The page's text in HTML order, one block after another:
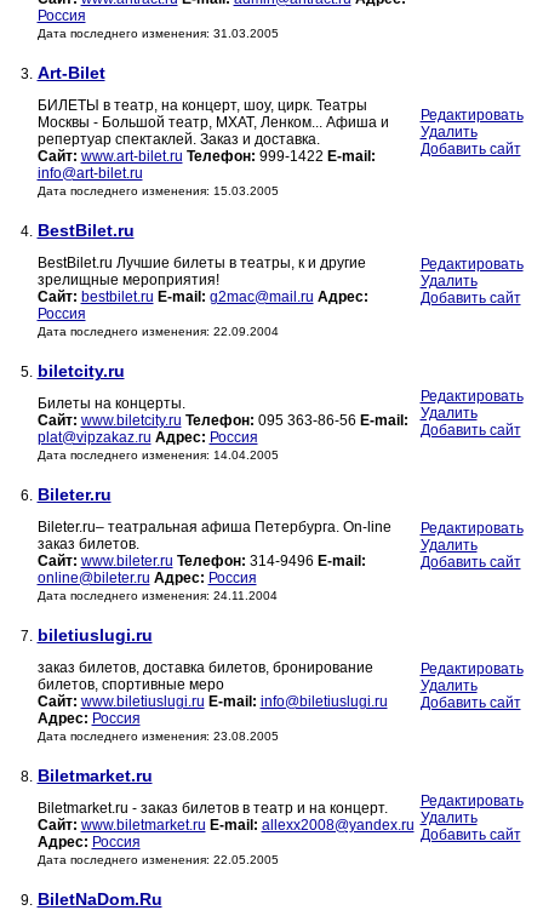
Россия
Дата последнего изменения: 31.03.2005
3. Art-Bilet
БИЛЕТЫ в театр, на концерт, шоу, цирк. Театры
Москвы - Большой театр, МХАТ, Ленком... Афиша и
репертуар спектаклей. Заказ и доставка.
Сайт: www.art-bilet.ru Телефон: 999-1422 E-mail:
info@art-bilet.ru
Дата последнего изменения: 15.03.2005
Редактировать
Удалить
Добавить сайт
4. BestBilet.ru
BestBilet.ru Лучшие билеты в театры, к и другие
зрелищные мероприятия!
Сайт: bestbilet.ru E-mail: g2mac@mail.ru Адрес:
Россия
Дата последнего изменения: 22.09.2004
Редактировать
Удалить
Добавить сайт
5. biletcity.ru
Билеты на концерты.
Сайт: www.biletcity.ru Телефон: 095 363-86-56 E-mail:
plat@vipzakaz.ru Адрес: Россия
Дата последнего изменения: 14.04.2005
Редактировать
Удалить
Добавить сайт
6. Bileter.ru
Bileter.ru– театральная афиша Петербурга. Оn-line
заказ билетов.
Сайт: www.bileter.ru Телефон: 314-9496 E-mail:
online@bileter.ru Адрес: Россия
Дата последнего изменения: 24.11.2004
Редактировать
Удалить
Добавить сайт
7. biletiuslugi.ru
заказ билетов, доставка билетов, бронирование
билетов, спортивные меро
Сайт: www.biletiuslugi.ru E-mail: info@biletiuslugi.ru
Адрес: Россия
Дата последнего изменения: 23.08.2005
Редактировать
Удалить
Добавить сайт
8. Biletmarket.ru
Biletmarket.ru - заказ билетов в театр и на концерт.
Сайт: www.biletmarket.ru E-mail: allexx2008@yandex.ru
Адрес: Россия
Дата последнего изменения: 22.05.2005
Редактировать
Удалить
Добавить сайт
9. BiletNaDom.Ru